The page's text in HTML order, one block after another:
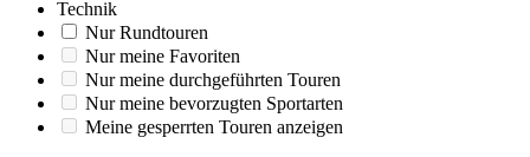
Technik
Nur Rundtouren
Nur meine Favoriten
Nur meine durchgeführten Touren
Nur meine bevorzugten Sportarten
Meine gesperrten Touren anzeigen